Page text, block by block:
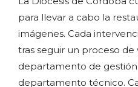
para llevar a cabo la
imágenes. Cada
tras seguir un proceso
departamento de
departamento técnico.